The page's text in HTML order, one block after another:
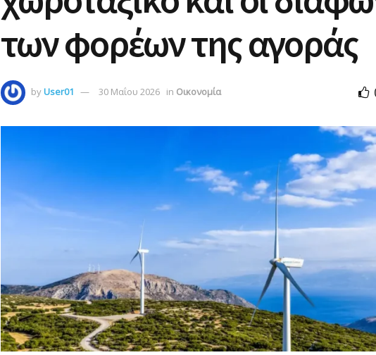
των φορέων της αγοράς
byUser01 30 Μαΐου 2026 in Οικονομία